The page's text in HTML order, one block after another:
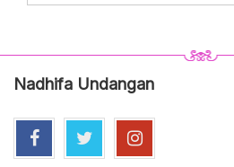
Nadhifa Undangan